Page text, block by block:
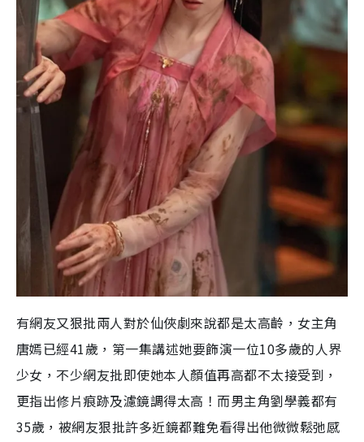
有網友又狠批兩人對於仙俠劇來說都是太高齡，女主角
唐嫣已經41歲，第一集講述她要飾演一位10多歲的人界
少女，不少網友批即使她本人顏值再高都不太接受到，
更指出修片痕跡及濾鏡調得太高！而男主角劉學義都有
35歲，被網友狠批許多近鏡都難免看得出他微微鬆弛感